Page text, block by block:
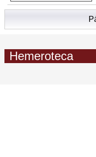
Hemeroteca